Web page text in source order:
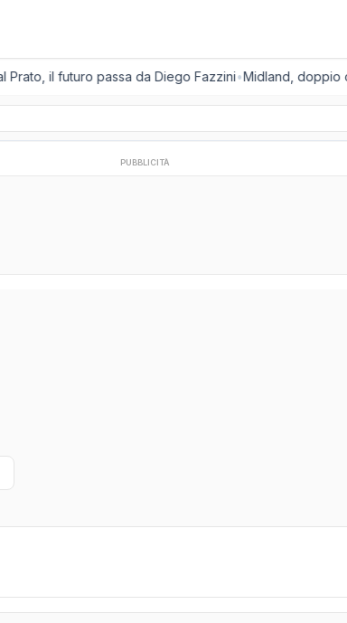
Prato, il futuro passa da Diego Fazzini•Midland, doppio
PUBBLICITÀ